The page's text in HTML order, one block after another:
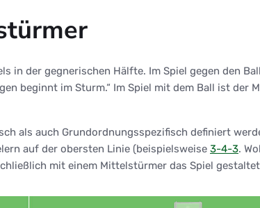
in der gegnerischen Hälfte. Im Spiel gegen den
beginnt im Sturm.“ Im Spiel mit dem Ball ist
als auch Grundordnungsspezifisch definiert
auf der obersten Linie (beispielsweise 3-4-3.
mit einem Mittelstürmer das Spiel